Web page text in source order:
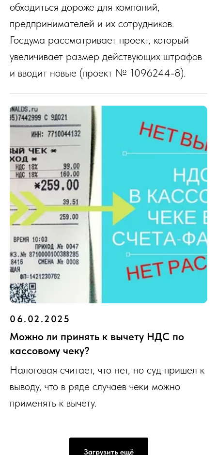
обходиться дороже для компаний,
предпринимателей и их сотрудников.
Госдума рассматривает проект, который
увеличивает размер действующих штрафов
и вводит новые (проект № 1096244-8).
06.02.2025
Можно ли принять к вычету НДС по
кассовому чеку?
Налоговая считает, что нет, но суд пришел к
выводу, что в ряде случаев чеки можно
применять к вычету.
Загрузить ещё